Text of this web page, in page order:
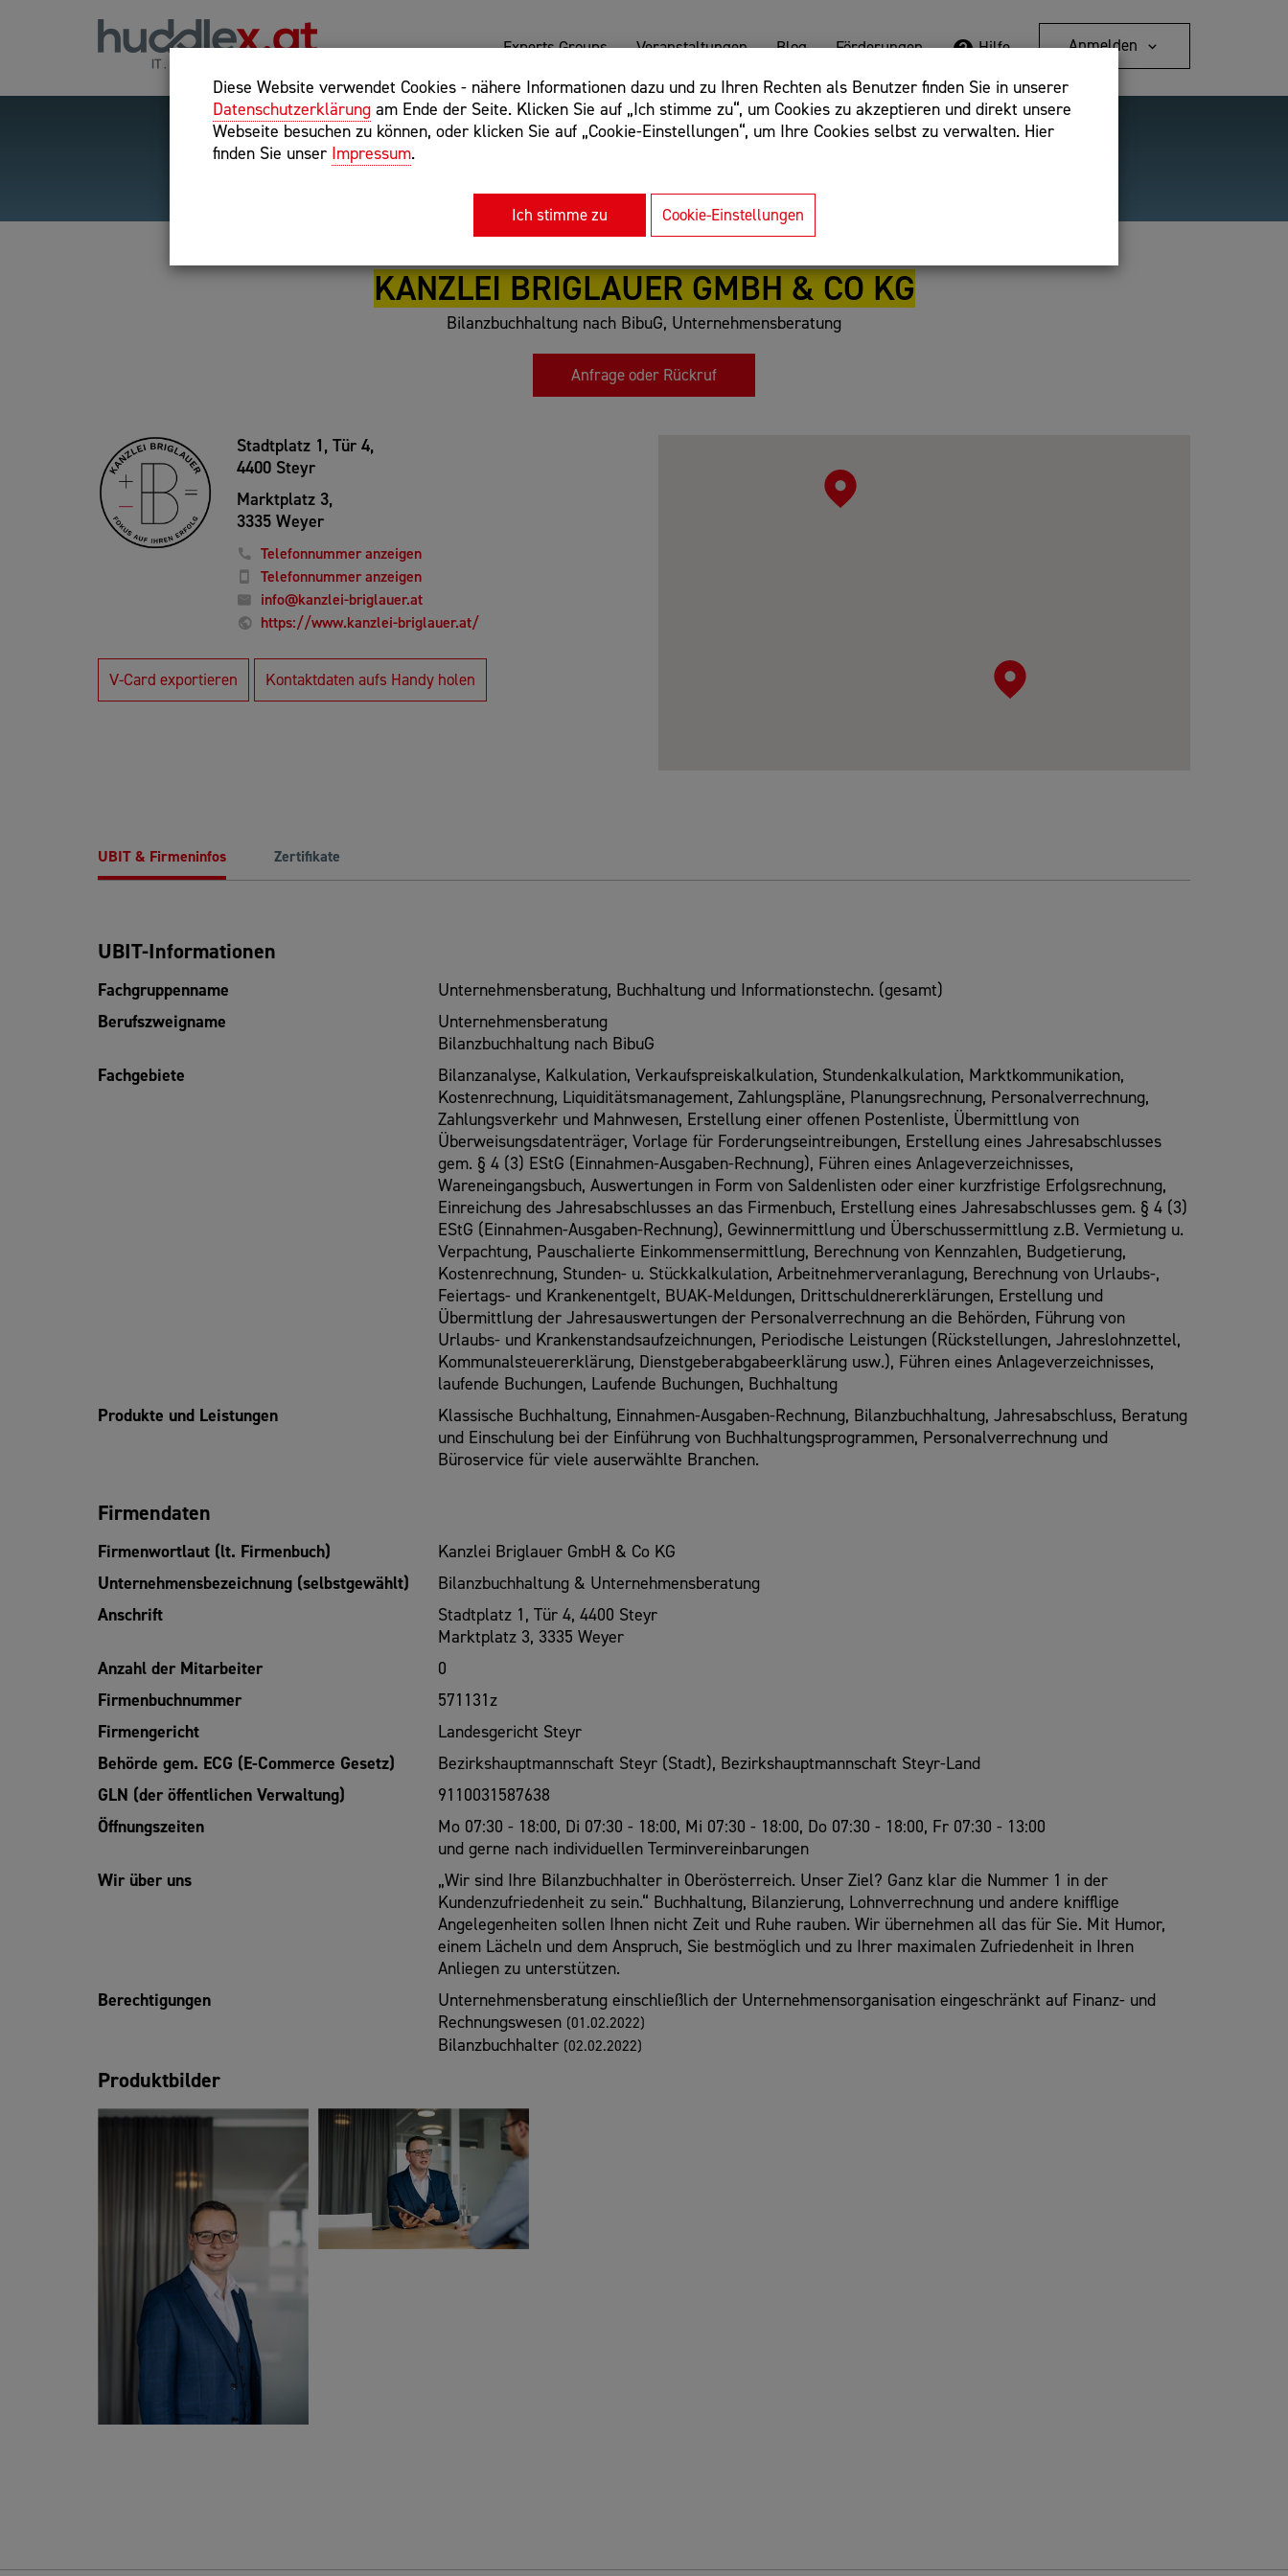
Diese Website verwendet Cookies - nähere Informationen dazu und zu Ihren Rechten als Benutzer finden Sie in unserer
Datenschutzerklärung am Ende der Seite. Klicken Sie auf „Ich stimme zu“, um Cookies zu akzeptieren und direkt unsere
Webseite besuchen zu können, oder klicken Sie auf „Cookie-Einstellungen“, um Ihre Cookies selbst zu verwalten. Hier
finden Sie unser Impressum.
Ich stimme zu Cookie-Einstellungen
Experts Groups Veranstaltungen Blog Förderungen Hilfe Anmelden
Hilfreiche Suchparameter: Begriff einschließen: +webshop, Begriff ausschließen: -webshop,
Exakter Suchbegriff: "internet of things"
Detailsuche
KANZLEI BRIGLAUER GMBH & CO KG
Bilanzbuchhaltung nach BibuG, Unternehmensberatung
Anfrage oder Rückruf
Stadtplatz 1, Tür 4,
4400 Steyr
Marktplatz 3,
3335 Weyer
Telefonnummer anzeigen
Telefonnummer anzeigen
info@kanzlei-briglauer.at
https://www.kanzlei-briglauer.at/
V-Card exportieren Kontaktdaten aufs Handy holen
UBIT & Firmeninfos Zertifikate
UBIT-Informationen
Fachgruppenname
Unternehmensberatung, Buchhaltung und Informationstechn. (gesamt)
Berufszweigname
Unternehmensberatung
Bilanzbuchhaltung nach BibuG
Fachgebiete
Bilanzanalyse, Kalkulation, Verkaufspreiskalkulation, Stundenkalkulation, Marktkommunikation,
Kostenrechnung, Liquiditätsmanagement, Zahlungspläne, Planungsrechnung, Personalverrechnung,
Zahlungsverkehr und Mahnwesen, Erstellung einer offenen Postenliste, Übermittlung von
Überweisungsdatenträger, Vorlage für Forderungseintreibungen, Erstellung eines Jahresabschlusses
gem. § 4 (3) EStG (Einnahmen-Ausgaben-Rechnung), Führen eines Anlageverzeichnisses,
Wareneingangsbuch, Auswertungen in Form von Saldenlisten oder einer kurzfristige Erfolgsrechnung,
Einreichung des Jahresabschlusses an das Firmenbuch, Erstellung eines Jahresabschlusses gem. § 4 (3)
EStG (Einnahmen-Ausgaben-Rechnung), Gewinnermittlung und Überschussermittlung z.B. Vermietung u.
Verpachtung, Pauschalierte Einkommensermittlung, Berechnung von Kennzahlen, Budgetierung,
Kostenrechnung, Stunden- u. Stückkalkulation, Arbeitnehmerveranlagung, Berechnung von Urlaubs-,
Feiertags- und Krankenentgelt, BUAK-Meldungen, Drittschuldnererklärungen, Erstellung und
Übermittlung der Jahresauswertungen der Personalverrechnung an die Behörden, Führung von
Urlaubs- und Krankenstandsaufzeichnungen, Periodische Leistungen (Rückstellungen, Jahreslohnzettel,
Kommunalsteuererklärung, Dienstgeberabgabeerklärung usw.), Führen eines Anlageverzeichnisses,
laufende Buchungen, Laufende Buchungen, Buchhaltung
Produkte und Leistungen
Klassische Buchhaltung, Einnahmen-Ausgaben-Rechnung, Bilanzbuchhaltung, Jahresabschluss, Beratung
und Einschulung bei der Einführung von Buchhaltungsprogrammen, Personalverrechnung und
Büroservice für viele auserwählte Branchen.
Firmendaten
Firmenwortlaut (lt. Firmenbuch)
Kanzlei Briglauer GmbH & Co KG
Unternehmensbezeichnung (selbstgewählt)
Bilanzbuchhaltung & Unternehmensberatung
Anschrift
Stadtplatz 1, Tür 4, 4400 Steyr
Marktplatz 3, 3335 Weyer
Anzahl der Mitarbeiter
0
Firmenbuchnummer
571131z
Firmengericht
Landesgericht Steyr
Behörde gem. ECG (E-Commerce Gesetz)
Bezirkshauptmannschaft Steyr (Stadt), Bezirkshauptmannschaft Steyr-Land
GLN (der öffentlichen Verwaltung)
9110031587638
Öffnungszeiten
Mo 07:30 - 18:00, Di 07:30 - 18:00, Mi 07:30 - 18:00, Do 07:30 - 18:00, Fr 07:30 - 13:00
und gerne nach individuellen Terminvereinbarungen
Wir über uns
„Wir sind Ihre Bilanzbuchhalter in Oberösterreich. Unser Ziel? Ganz klar die Nummer 1 in der
Kundenzufriedenheit zu sein.“ Buchhaltung, Bilanzierung, Lohnverrechnung und andere knifflige
Angelegenheiten sollen Ihnen nicht Zeit und Ruhe rauben. Wir übernehmen all das für Sie. Mit Humor,
einem Lächeln und dem Anspruch, Sie bestmöglich und zu Ihrer maximalen Zufriedenheit in Ihren
Anliegen zu unterstützen.
Berechtigungen
Unternehmensberatung einschließlich der Unternehmensorganisation eingeschränkt auf Finanz- und
Rechnungswesen (01.02.2022)
Bilanzbuchhalter (02.02.2022)
Produktbilder